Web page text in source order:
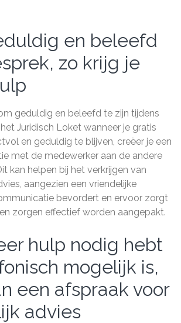
en beleefd
zo krijg je
geduldig en beleefd te zijn tijdens
Juridisch Loket wanneer je gratis
en geduldig te blijven, creëer je een
met de medewerker aan de andere
kan helpen bij het verkrijgen van
aangezien een vriendelijke
bevordert en ervoor zorgt
zorgen effectief worden aangepakt.
hulp nodig hebt
mogelijk is,
een afspraak voor
advies